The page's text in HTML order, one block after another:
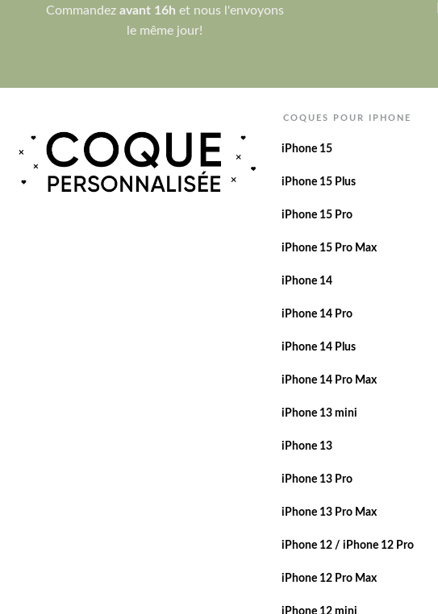
Commandez avant 16h et nous l'envoyons
le même jour!
COQUES POUR IPHONE
iPhone 15
iPhone 15 Plus
iPhone 15 Pro
iPhone 15 Pro Max
iPhone 14
iPhone 14 Pro
iPhone 14 Plus
iPhone 14 Pro Max
iPhone 13 mini
iPhone 13
iPhone 13 Pro
iPhone 13 Pro Max
iPhone 12 / iPhone 12 Pro
iPhone 12 Pro Max